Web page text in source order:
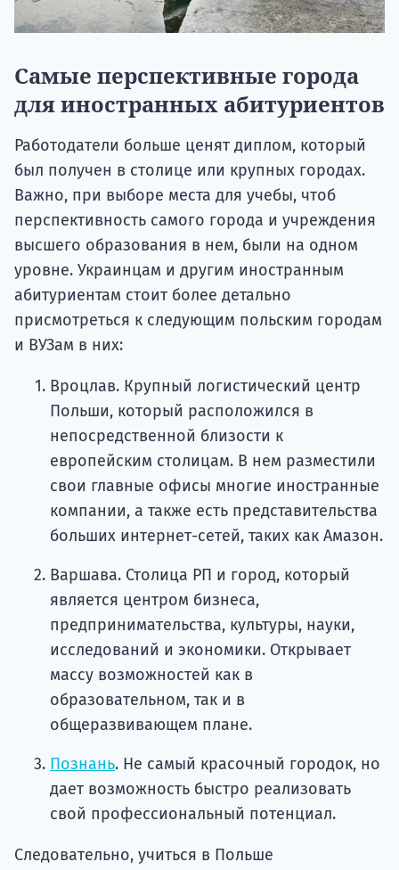
Самые перспективные города
для иностранных абитуриентов
Работодатели больше ценят диплом, который
был получен в столице или крупных городах.
Важно, при выборе места для учебы, чтоб
перспективность самого города и учреждения
высшего образования в нем, были на одном
уровне. Украинцам и другим иностранным
абитуриентам стоит более детально
присмотреться к следующим польским городам
и ВУЗам в них:
Вроцлав. Крупный логистический центр
Польши, который расположился в
непосредственной близости к
европейским столицам. В нем разместили
свои главные офисы многие иностранные
компании, а также есть представительства
больших интернет-сетей, таких как Амазон.
Варшава. Столица РП и город, который
является центром бизнеса,
предпринимательства, культуры, науки,
исследований и экономики. Открывает
массу возможностей как в
образовательном, так и в
общеразвивающем плане.
Познань. Не самый красочный городок, но
дает возможность быстро реализовать
свой профессиональный потенциал.
Следовательно, учиться в Польше